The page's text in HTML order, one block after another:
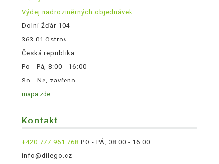
Výdej nadrozměrných objednávek
Dolní Žďár 104
363 01 Ostrov
Česká republika
Po - Pá, 8:00 - 16:00
So - Ne, zavřeno
mapa zde
Kontakt
+420 777 961 768 PO - PÁ, 08:00 - 16:00
info@dilego.cz